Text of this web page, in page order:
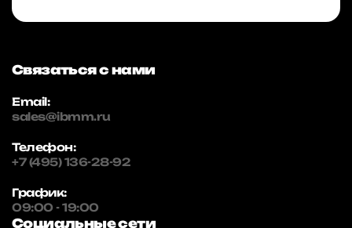
Связаться с нами
Email:
sales@ibmm.ru
Телефон:
+7 (495) 136-28-92
График:
09:00 - 19:00
Социальные сети